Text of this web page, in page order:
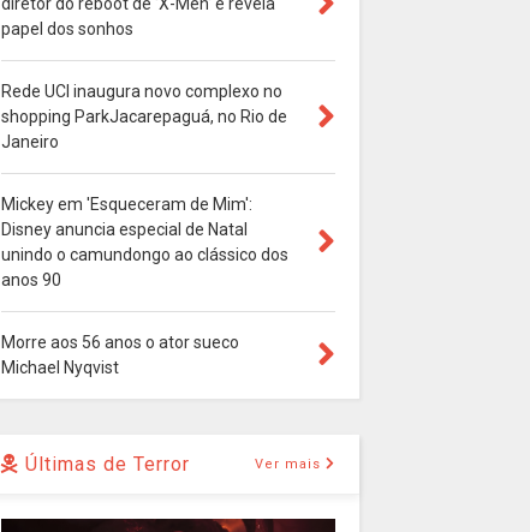
diretor do reboot de 'X-Men' e revela
papel dos sonhos
Rede UCI inaugura novo complexo no
shopping ParkJacarepaguá, no Rio de
Janeiro
Mickey em 'Esqueceram de Mim':
Disney anuncia especial de Natal
unindo o camundongo ao clássico dos
anos 90
Morre aos 56 anos o ator sueco
Michael Nyqvist
Últimas de Terror Ver mais